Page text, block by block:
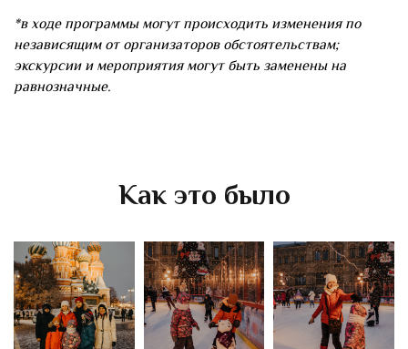
*в ходе программы могут происходить изменения по
независящим от организаторов обстоятельствам;
экскурсии и мероприятия могут быть заменены на
равнозначные.
Как это было